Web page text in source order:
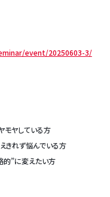
event/20250603-3/
モヤしている方
きれず悩んでいる方
的”に変えたい方